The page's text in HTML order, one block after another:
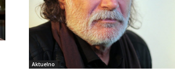
Aktuelno